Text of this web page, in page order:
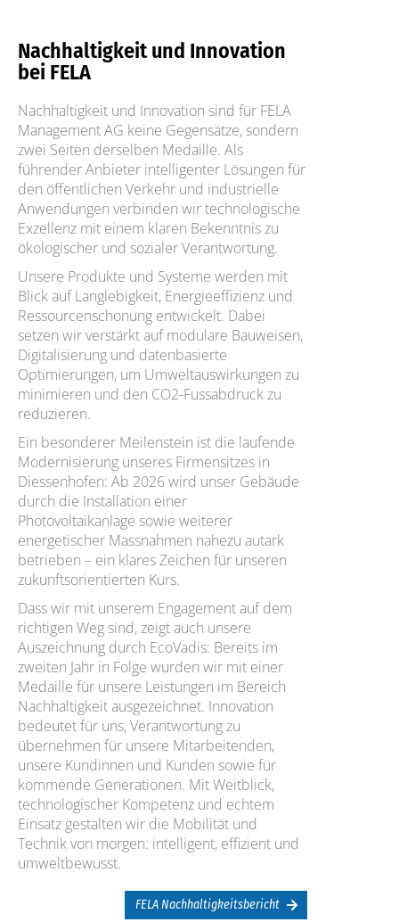
Nachhaltigkeit und Innovation
bei FELA
Nachhaltigkeit und Innovation sind für FELA
Management AG keine Gegensätze, sondern
zwei Seiten derselben Medaille. Als
führender Anbieter intelligenter Lösungen für
den öffentlichen Verkehr und industrielle
Anwendungen verbinden wir technologische
Exzellenz mit einem klaren Bekenntnis zu
ökologischer und sozialer Verantwortung.
Unsere Produkte und Systeme werden mit
Blick auf Langlebigkeit, Energieeffizienz und
Ressourcenschonung entwickelt. Dabei
setzen wir verstärkt auf modulare Bauweisen,
Digitalisierung und datenbasierte
Optimierungen, um Umweltauswirkungen zu
minimieren und den CO2-Fussabdruck zu
reduzieren.
Ein besonderer Meilenstein ist die laufende
Modernisierung unseres Firmensitzes in
Diessenhofen: Ab 2026 wird unser Gebäude
durch die Installation einer
Photovoltaikanlage sowie weiterer
energetischer Massnahmen nahezu autark
betrieben – ein klares Zeichen für unseren
zukunftsorientierten Kurs.
Dass wir mit unserem Engagement auf dem
richtigen Weg sind, zeigt auch unsere
Auszeichnung durch EcoVadis: Bereits im
zweiten Jahr in Folge wurden wir mit einer
Medaille für unsere Leistungen im Bereich
Nachhaltigkeit ausgezeichnet. Innovation
bedeutet für uns, Verantwortung zu
übernehmen für unsere Mitarbeitenden,
unsere Kundinnen und Kunden sowie für
kommende Generationen. Mit Weitblick,
technologischer Kompetenz und echtem
Einsatz gestalten wir die Mobilität und
Technik von morgen: intelligent, effizient und
umweltbewusst.
FELA Nachhaltigkeitsbericht